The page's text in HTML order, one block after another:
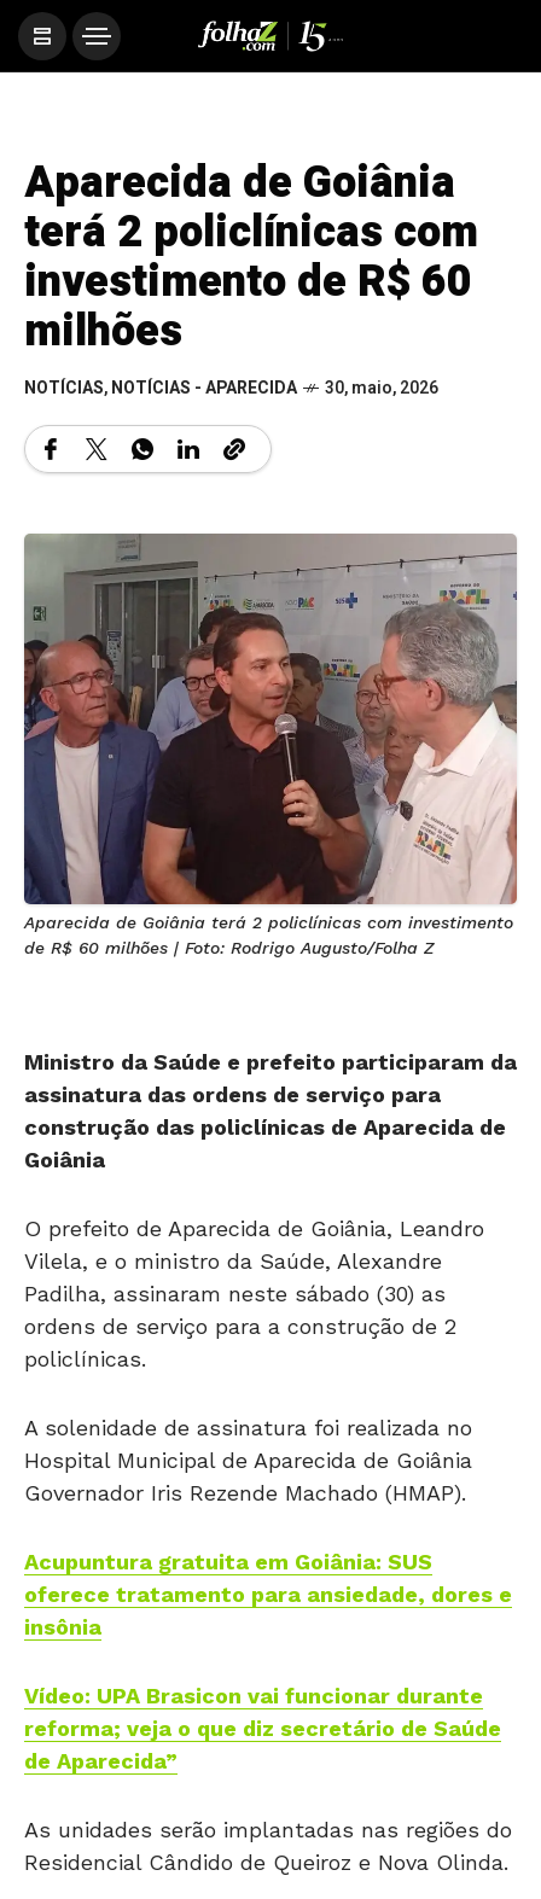
Aparecida de Goiânia
terá 2 policlínicas com
investimento de R$ 60
milhões
NOTÍCIAS,NOTÍCIAS - APARECIDA 30, maio, 2026
Aparecida de Goiânia terá 2 policlínicas com investimento
de R$ 60 milhões | Foto: Rodrigo Augusto/Folha Z
Ministro da Saúde e prefeito participaram da
assinatura das ordens de serviço para
construção das policlínicas de Aparecida de
Goiânia
O prefeito de Aparecida de Goiânia, Leandro
Vilela, e o ministro da Saúde, Alexandre
Padilha, assinaram neste sábado (30) as
ordens de serviço para a construção de 2
policlínicas.
A solenidade de assinatura foi realizada no
Hospital Municipal de Aparecida de Goiânia
Governador Iris Rezende Machado (HMAP).
Acupuntura gratuita em Goiânia: SUS
oferece tratamento para ansiedade, dores e
insônia
Vídeo: UPA Brasicon vai funcionar durante
reforma; veja o que diz secretário de Saúde
de Aparecida”
As unidades serão implantadas nas regiões do
Residencial Cândido de Queiroz e Nova Olinda.